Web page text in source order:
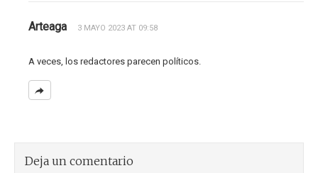
Arteaga 3 MAYO 2023 AT 09:58
A veces, los redactores parecen políticos.
Deja un comentario